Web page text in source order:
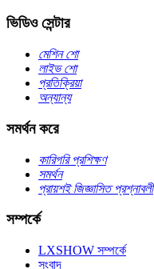
ভিডিও সেন্টার
মেশিন শো
লাইভ শো
প্রতিক্রিয়া
অন্যান্য
সমর্থন করে
কারিগরি প্রশিক্ষণ
সমর্থন
প্রায়শই জিজ্ঞাসিত প্রশ্নাবলী
সম্পর্কে
LXSHOW সম্পর্কে
সংবাদ